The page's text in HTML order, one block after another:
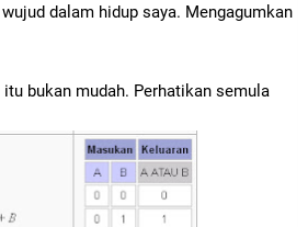
dalam hidup saya. Mengagumkan
bukan mudah. Perhatikan semula